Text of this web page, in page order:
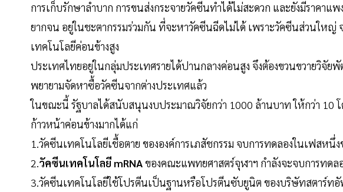
การเก็บรักษาลำบาก การขนส่งกระจายวัคซีนทำได้ไม่สะดวก และยังมีราคาแ
ยากจน อยู่ในชะตากรรมร่วมกัน ที่จะหาวัคซีนฉีดไม่ได้ เพราะวัคซีนส่วนใหญ่
เทคโนโลยีค่อนข้างสูง
ประเทศไทยอยู่ในกลุ่มประเทศรายได้ปานกลางค่อนสูง จึงต้องขวนขวายวิจั
พยายามจัดหาซื้อวัคซีนจากต่างประเทศแล้ว
ในขณะนี้ รัฐบาลได้สนับสนุนงบประมาณวิจัยกว่า 1000 ล้านบาท ให้กว่า 10
ก้าวหน้าค่อนข้างมากได้แก่
1.วัคซีนเทคโนโลยีเชื้อตาย ขององค์การเภสัชกรรม จบการทดลองในเฟสหนึ่
2.วัคซีนเทคโนโลยี mRNAของคณะแพทยศาสตร์จุฬาฯ กำลังจะจบการทด
3.วัคซีนเทคโนโลยีใช้โปรตีนเป็นฐานหรือโปรตีนซับยูนิต ของบริษัทสตาร์ท